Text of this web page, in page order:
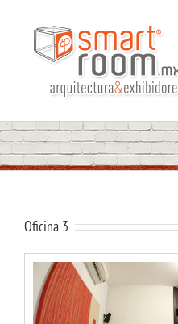
contenido
Oficina 3